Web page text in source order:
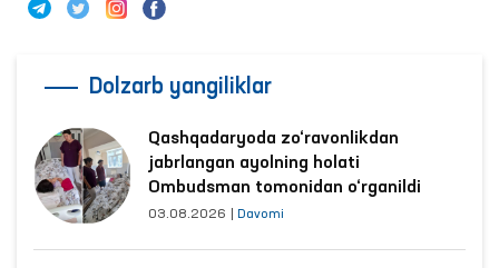
Dolzarb yangiliklar
Qashqadaryoda zo‘ravonlikdan
jabrlangan ayolning holati
Ombudsman tomonidan o‘rganildi
03.08.2026 Davomi